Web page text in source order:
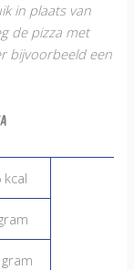
in plaats van
de pizza met
bijvoorbeeld een
kcal